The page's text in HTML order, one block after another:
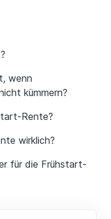
wenn
kümmern?
Rente?
wirklich?
für die Frühstart-